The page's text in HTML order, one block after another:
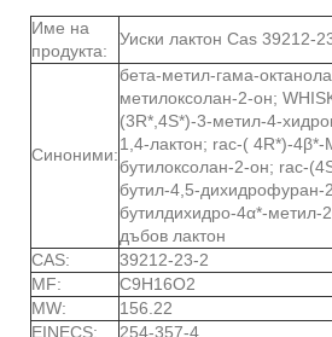
Име на
продукта:
Уиски лактон Cas 39212-
Синоними:
бета-метил-гама-
метилоксолан-2-он;
(3R*,4S*)-3-метил-4-
1,4-лактон; rac-( 4R*)-
бутилоксолан-2-он; rac-
бутил-4,5-
бутилдихидро-4α*-
дъбов лактон
CAS:
39212-23-2
MF:
C9H16O2
MW:
156.22
EINECS:
254-357-4